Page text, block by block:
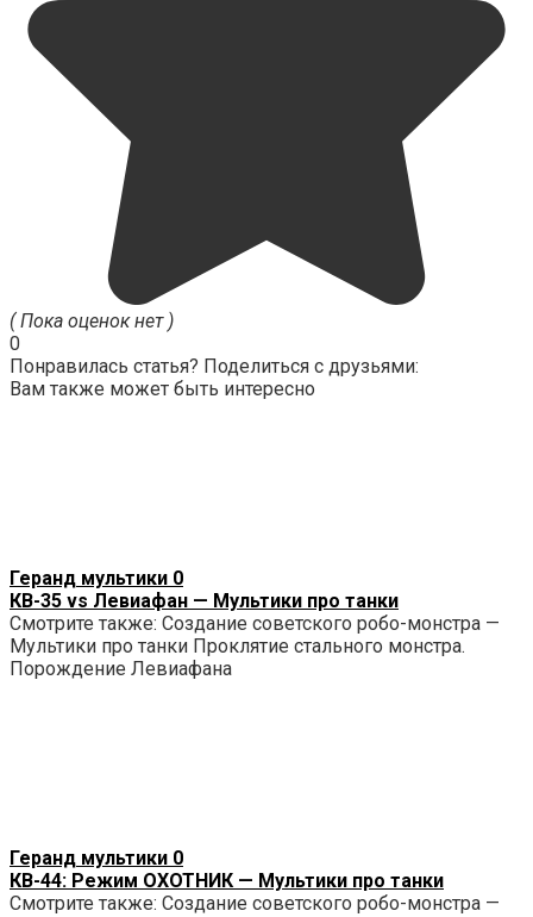
( Пока оценок нет )
0
Понравилась статья? Поделиться с друзьями:
Вам также может быть интересно
Геранд мультики 0
КВ-35 vs Левиафан — Мультики про танки
Смотрите также: Создание советского робо-монстра —
Мультики про танки Проклятие стального монстра.
Порождение Левиафана
Геранд мультики 0
КВ-44: Режим ОХОТНИК — Мультики про танки
Смотрите также: Создание советского робо-монстра —